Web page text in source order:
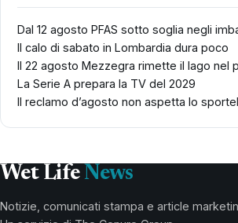
Dal 12 agosto PFAS sotto soglia negli
Il calo di sabato in Lombardia dura poco
Il 22 agosto Mezzegra rimette il lago nel
La Serie A prepara la TV del 2029
Il reclamo d’agosto non aspetta lo
Wet Life News
Notizie, comunicati stampa e article